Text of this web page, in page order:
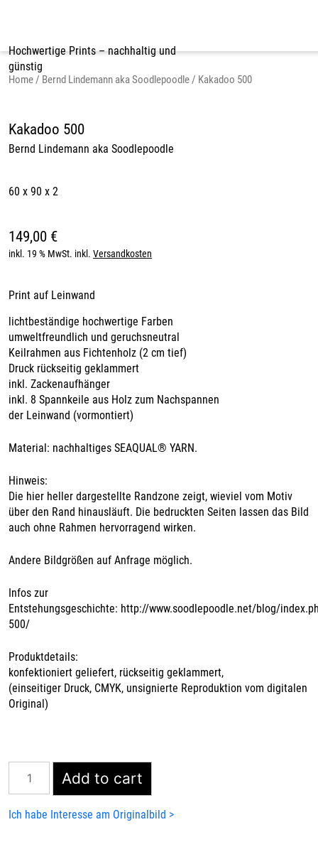
Hochwertige Prints – nachhaltig und
günstig
Home/ Bernd Lindemann aka Soodlepoodle/ Kakadoo 500
Kakadoo 500
Bernd Lindemann aka Soodlepoodle
60 x 90 x 2
149,00 €
inkl. 19 % MwSt. inkl. Versandkosten
Print auf Leinwand
lichtbeständige hochwertige Farben
umweltfreundlich und geruchsneutral
Keilrahmen aus Fichtenholz (2 cm tief)
Druck rückseitig geklammert
inkl. Zackenaufhänger
inkl. 8 Spannkeile aus Holz zum Nachspannen
der Leinwand (vormontiert)
Material: nachhaltiges SEAQUAL® YARN.
Hinweis:
Die hier heller dargestellte Randzone zeigt, wieviel vom Motiv
über den Rand hinausläuft. Die bedruckten Seiten lassen das Bild
auch ohne Rahmen hervorragend wirken.
Andere Bildgrößen auf Anfrage möglich.
Infos zur
Entstehungsgeschichte: http://www.soodlepoodle.net/blog/
500/
Produktdetails:
konfektioniert geliefert, rückseitig geklammert,
(einseitiger Druck, CMYK, unsignierte Reproduktion vom digitalen
Original)
Add to cart
Ich habe Interesse am Originalbild >